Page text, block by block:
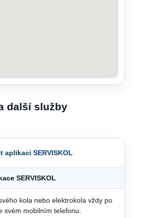
další služby
SERVISKOL
kola nebo elektrokola vždy po
svém mobilním telefonu.